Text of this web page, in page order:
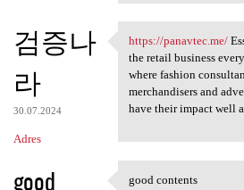
검증나
라
30.07.2024
Adres
https://
https://panavtec.me/
the retail business
where fashion
merchandisers and
have their impact well
good
good contents